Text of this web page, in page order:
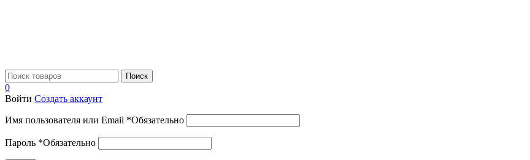
Поиск
0
Войти Создать аккаунт
Имя пользователя или Email *Обязательно
Пароль *Обязательно